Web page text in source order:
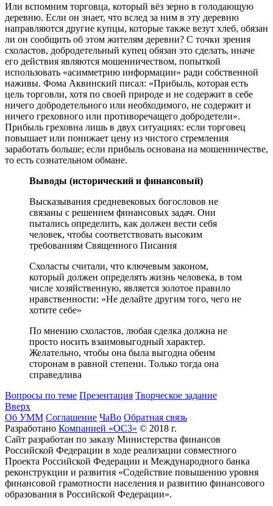
Или вспомним торговца, который вёз зерно в голодающую
деревню. Если он знает, что вслед за ним в эту деревню
направляются другие купцы, которые также везут хлеб, обязан
ли он сообщить об этом жителям деревни? С точки зрения
схоластов, добродетельный купец обязан это сделать, иначе
его действия являются мошенничеством, попыткой
использовать «асимметрию информации» ради собственной
наживы. Фома Аквинский писал: «Прибыль, которая есть
цель торговли, хотя по своей природе и не содержит в себе
ничего добродетельного или необходимого, не содержит и
ничего греховного или противоречащего добродетели».
Прибыль греховна лишь в двух ситуациях: если торговец
повышает или понижает цену из чистого стремления
заработать больше; если прибыль основана на мошенничестве,
то есть сознательном обмане.
Выводы (исторический и финансовый)
Высказывания средневековых богословов не
связаны с решением финансовых задач. Они
пытались определить, как должен вести себя
человек, чтобы соответствовать высоким
требованиям Священного Писания
Схоласты считали, что ключевым законом,
который должен определять жизнь человека, в том
числе хозяйственную, является золотое правило
нравственности: «Не делайте другим того, чего не
хотите себе»
По мнению схоластов, любая сделка должна не
просто носить взаимовыгодный характер.
Желательно, чтобы она была выгодна обеим
сторонам в равной степени. Только тогда она
справедлива
Вопросы по теме Презентация Творческое задание
Вверх
Об УММ Соглашение ЧаВо Обратная связь
Разработано Компанией «ОС3» © 2018 г.
Сайт разработан по заказу Министерства финансов
Российской Федерации в ходе реализации совместного
Проекта Российской Федерации и Международного банка
реконструкции и развития «Содействие повышению уровня
финансовой грамотности населения и развитию финансового
образования в Российской Федерации».